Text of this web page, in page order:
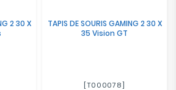
2 30 X
TAPIS DE SOURIS GAMING 2 30 X
35 Vision GT
[T000078]